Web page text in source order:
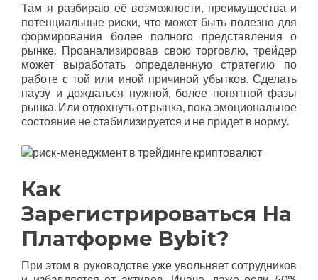
Там я разбираю её возможности, преимущества и
потенциальные риски, что может быть полезно для
формирования более полного представления о
рынке. Проанализировав свою торговлю, трейдер
может выработать определенную стратегию по
работе с той или иной причиной убытков. Сделать
паузу и дождаться нужной, более понятной фазы
рынка. Или отдохнуть от рынка, пока эмоциональное
состояние не стабилизируется и не придет в норму.
Как
Зарегистрироваться На
Платформе Bybit?
При этом в руководстве уже увольняет сотрудников